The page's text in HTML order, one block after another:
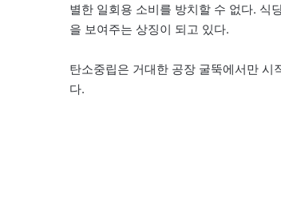
별한 일회용 소비를 방치할 수 없다. 식
을 보여주는 상징이 되고 있다.
탄소중립은 거대한 공장 굴뚝에서만
다.